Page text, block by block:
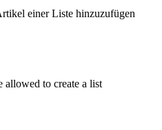
einer Liste hinzuzufügen
allowed to create a list